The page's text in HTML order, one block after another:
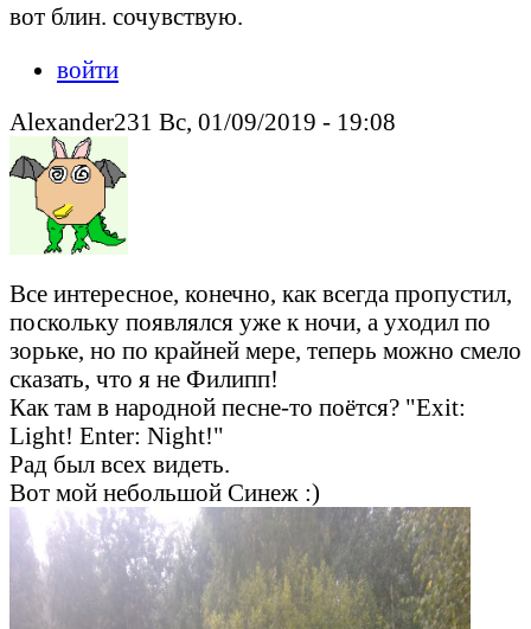
вот блин. сочувствую.
войти
Alexander231 Вс, 01/09/2019 - 19:08
Все интересное, конечно, как всегда пропустил,
поскольку появлялся уже к ночи, а уходил по
зорьке, но по крайней мере, теперь можно смело
сказать, что я не Филипп!
Как там в народной песне-то поётся? "Exit:
Light! Enter: Night!"
Рад был всех видеть.
Вот мой небольшой Синеж :)